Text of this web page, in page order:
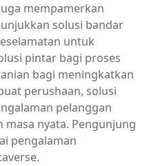
mempamerkan
solusi bandar
untuk
pintar bagi proses
bagi meningkatkan
perushaan, solusi
pelanggan
nyata. Pengunjung
pengalaman